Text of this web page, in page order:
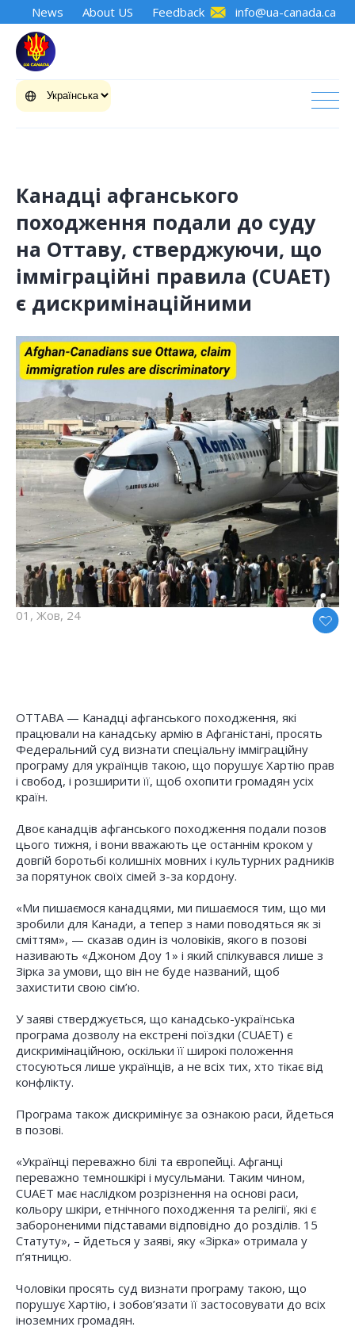
News About US Feedback info@ua-canada.ca
Канадці афганського
походження подали до суду
на Оттаву, стверджуючи, що
імміграційні правила (CUAET)
є дискримінаційними
01, Жов, 24
ОТТАВА — Канадці афганського походження, які
працювали на канадську армію в Афганістані, просять
Федеральний суд визнати спеціальну імміграційну
програму для українців такою, що порушує Хартію прав
і свобод, і розширити її, щоб охопити громадян усіх
країн.
Двоє канадців афганського походження подали позов
цього тижня, і вони вважають це останнім кроком у
довгій боротьбі колишніх мовних і культурних радників
за порятунок своїх сімей з-за кордону.
«Ми пишаємося канадцями, ми пишаємося тим, що ми
зробили для Канади, а тепер з нами поводяться як зі
сміттям», — сказав один із чоловіків, якого в позові
називають «Джоном Доу 1» і який спілкувався лише з
Зірка за умови, що він не буде названий, щоб
захистити свою сім’ю.
У заяві стверджується, що канадсько-українська
програма дозволу на екстрені поїздки (CUAET) є
дискримінаційною, оскільки її широкі положення
стосуються лише українців, а не всіх тих, хто тікає від
конфлікту.
Програма також дискримінує за ознакою раси, йдеться
в позові.
«Українці переважно білі та європейці. Афганці
переважно темношкірі і мусульмани. Таким чином,
CUAET має наслідком розрізнення на основі раси,
кольору шкіри, етнічного походження та релігії, які є
забороненими підставами відповідно до розділів. 15
Статуту», – йдеться у заяві, яку «Зірка» отримала у
п’ятницю.
Чоловіки просять суд визнати програму такою, що
порушує Хартію, і зобов’язати її застосовувати до всіх
іноземних громадян.